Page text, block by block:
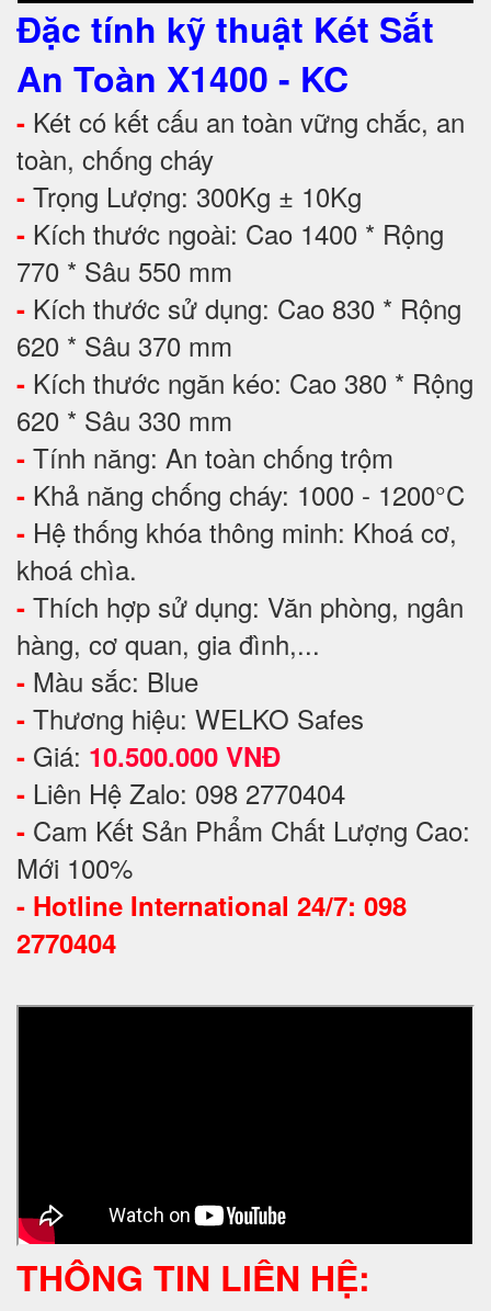
Đặc tính kỹ thuật Két Sắt
An Toàn X1400 - KC
- Két có kết cấu an toàn vững chắc, an
toàn, chống cháy
- Trọng Lượng: 300Kg ± 10Kg
- Kích thước ngoài: Cao 1400 * Rộng
770 * Sâu 550 mm
- Kích thước sử dụng: Cao 830 * Rộng
620 * Sâu 370 mm
- Kích thước ngăn kéo: Cao 380 * Rộng
620 * Sâu 330 mm
- Tính năng: An toàn chống trộm
- Khả năng chống cháy: 1000 - 1200°C
- Hệ thống khóa thông minh: Khoá cơ,
khoá chìa.
- Thích hợp sử dụng: Văn phòng, ngân
hàng, cơ quan, gia đình,...
- Màu sắc: Blue
- Thương hiệu: WELKO Safes
- Giá: 10.500.000 VNĐ
- Liên Hệ Zalo: 098 2770404
- Cam Kết Sản Phẩm Chất Lượng Cao:
Mới 100%
- Hotline International 24/7: 098
2770404
THÔNG TIN LIÊN HỆ: